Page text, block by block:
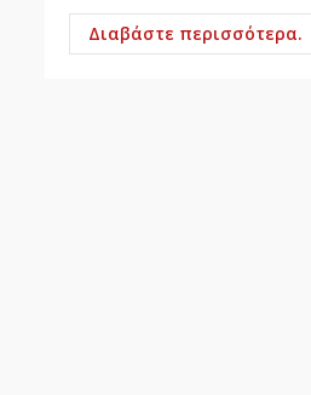
Διαβάστε περισσότερα.